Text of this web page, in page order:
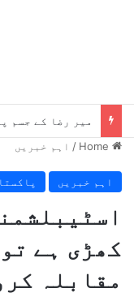
/ اہم خبریں
اہم خبریں
کھڑی ہے
مقابلہ